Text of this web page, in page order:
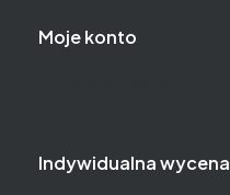
Moje konto
Indywidualna wycena